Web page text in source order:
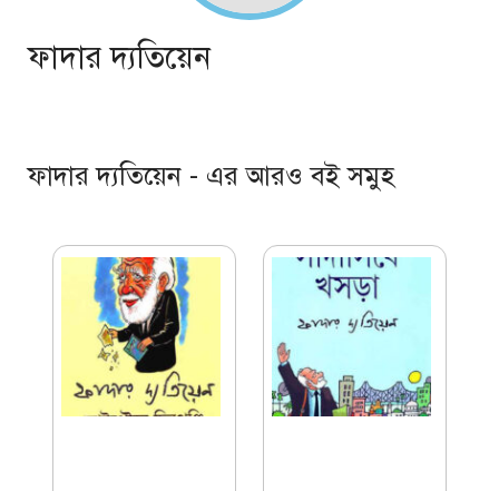
ফাদার দ্যতিয়েন
ফাদার দ্যতিয়েন - এর আরও বই সমুহ